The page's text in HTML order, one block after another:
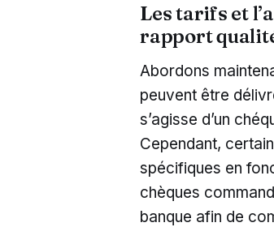
Les tarifs et
rapport
Abordons
peuvent être
s’agisse d’un
Cependant,
spécifiques en
chèques
banque afin de